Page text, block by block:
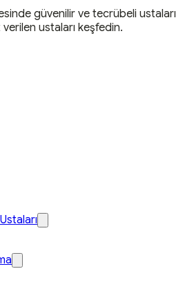
güvenilir ve tecrübeli ustaları
ustaları keşfedin.